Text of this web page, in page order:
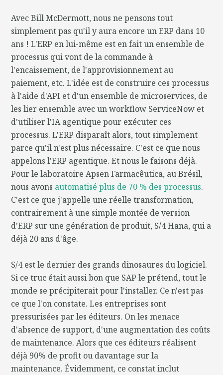
Avec Bill McDermott, nous ne pensons tout
simplement pas qu'il y aura encore un ERP dans 10
ans ! L'ERP en lui-même est en fait un ensemble de
processus qui vont de la commande à
l'encaissement, de l'approvisionnement au
paiement, etc. L'idée est de construire ces processus
à l'aide d'API et d'un ensemble de microservices, de
les lier ensemble avec un workflow ServiceNow et
d'utiliser l'IA agentique pour exécuter ces
processus. L'ERP disparaît alors, tout simplement
parce qu'il n'est plus nécessaire. C'est ce que nous
appelons l'ERP agentique. Et nous le faisons déjà.
Pour le laboratoire Apsen Farmacêutica, au Brésil,
nous avons automatisé plus de 70 % des processus.
C'est ce que j'appelle une réelle transformation,
contrairement à une simple montée de version
d'ERP sur une génération de produit, S/4 Hana, qui a
déjà 20 ans d'âge.
S/4 est le dernier des grands dinosaures du logiciel.
Si ce truc était aussi bon que SAP le prétend, tout le
monde se précipiterait pour l'installer. Ce n'est pas
ce que l'on constate. Les entreprises sont
pressurisées par les éditeurs. On les menace
d'absence de support, d'une augmentation des coûts
de maintenance. Alors que ces éditeurs réalisent
déjà 90% de profit ou davantage sur la
maintenance. Évidemment, ce constat inclut